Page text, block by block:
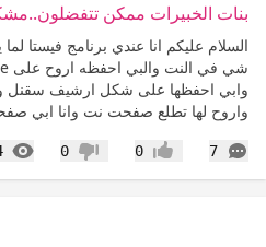
بنات الخبيرات ممكن
السلام عليكم انا عندي برنامج فيستا
وابي احفظها على شكل ارشيف سقنل
واروح لها تطلع صفحت نت وانا ابي
7
التعليقات إعجاب0 عدم إعجاب
0